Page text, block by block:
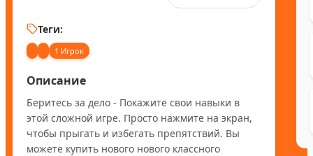
Теги:
1 Игрок
Описание
Беритесь за дело - Покажите свои навыки в
этой сложной игре. Просто нажмите на экран,
чтобы прыгать и избегать препятствий. Вы
можете купить нового нового классного